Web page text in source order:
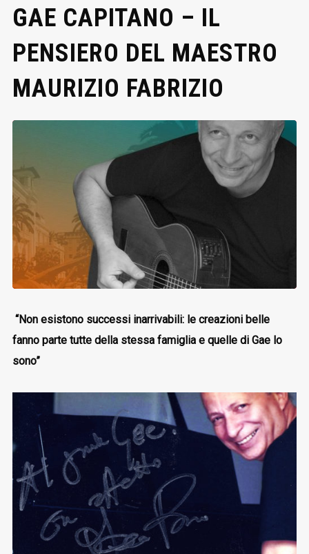
GAE CAPITANO – IL
PENSIERO DEL MAESTRO
MAURIZIO FABRIZIO
“Non esistono successi inarrivabili: le creazioni belle
fanno parte tutte della stessa famiglia e quelle di Gae lo
sono”